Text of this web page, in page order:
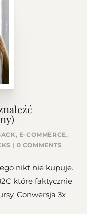
, E-COMMERCE,
| 0 COMMENTS
nikt nie kupuje.
które faktycznie
Conwersja 3x